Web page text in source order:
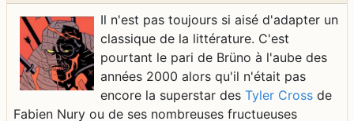
Il n'est pas toujours si aisé d'adapter un
classique de la littérature. C'est
pourtant le pari de Brüno à l'aube des
années 2000 alors qu'il n'était pas
encore la superstar des Tyler Cross de
Fabien Nury ou de ses nombreuses fructueuses